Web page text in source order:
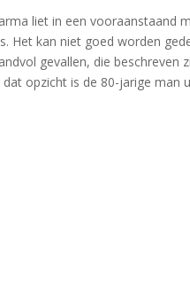
liet in een vooraanstaand
Het kan niet goed worden
gevallen, die beschreven
opzicht is de 80-jarige man